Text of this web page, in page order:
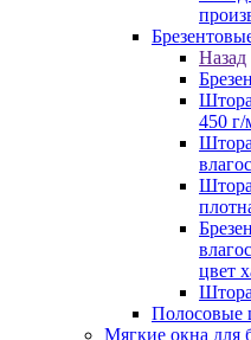
Назад
450 г/
Штора
Штора
цвет
Штора
Полосовые
Мягкие окна для